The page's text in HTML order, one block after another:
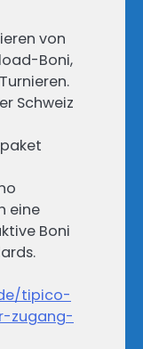
von
Boni,
Schweiz
eine
Boni
tipico-
zugang-